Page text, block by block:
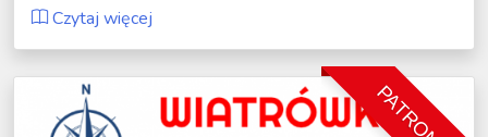
Czytaj więcej